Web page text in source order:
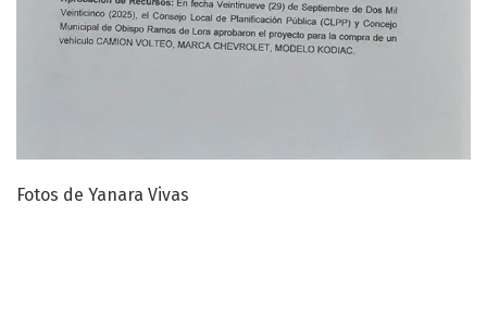
Fotos de Yanara Vivas